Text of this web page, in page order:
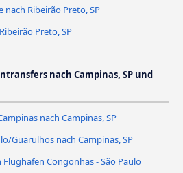
nach Ribeirão Preto, SP
Preto, SP
nach Campinas, SP und
nach Campinas, SP
Guarulhos nach Campinas, SP
Flughafen Congonhas - São Paulo